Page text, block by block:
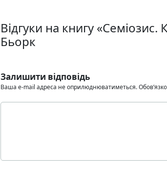
Відгуки на книгу «Семіозис.
Бьорк
Залишити відповідь
Ваша e-mail адреса не оприлюднюватиметься.